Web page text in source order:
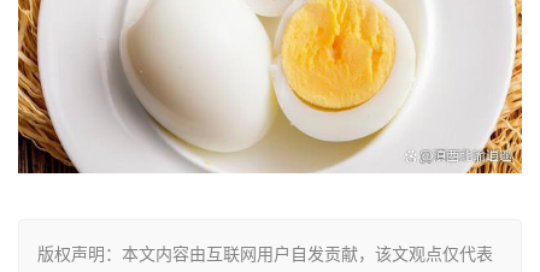
版权声明：本文内容由互联网用户自发贡献，该文观点仅代表